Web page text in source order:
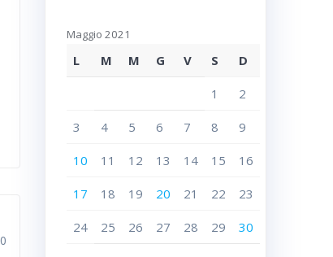
0
Maggio 2021
L M M G V S D
1 2
3 4 5 6 7 8 9
10 11 12 13 14 15 16
17 18 19 20 21 22 23
24 25 26 27 28 29 30